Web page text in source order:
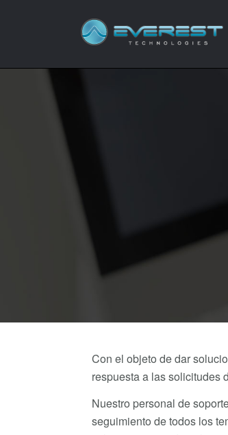
Con el objeto de dar
respuesta a las solicitudes
Nuestro personal de
seguimiento de todos los